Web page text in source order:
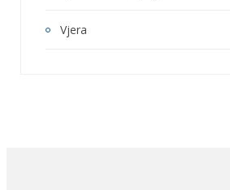
Vjera